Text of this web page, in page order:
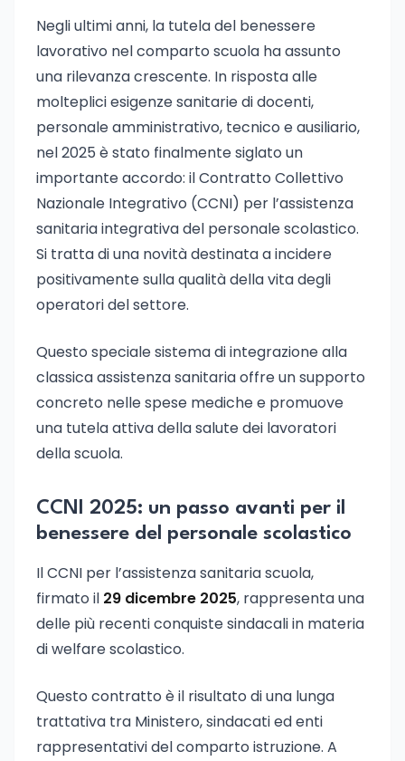
Negli ultimi anni, la tutela del benessere
lavorativo nel comparto scuola ha assunto
una rilevanza crescente. In risposta alle
molteplici esigenze sanitarie di docenti,
personale amministrativo, tecnico e ausiliario,
nel 2025 è stato finalmente siglato un
importante accordo: il Contratto Collettivo
Nazionale Integrativo (CCNI) per l’assistenza
sanitaria integrativa del personale scolastico.
Si tratta di una novità destinata a incidere
positivamente sulla qualità della vita degli
operatori del settore.
Questo speciale sistema di integrazione alla
classica assistenza sanitaria offre un supporto
concreto nelle spese mediche e promuove
una tutela attiva della salute dei lavoratori
della scuola.
CCNI 2025: un passo avanti per il
benessere del personale scolastico
Il CCNI per l’assistenza sanitaria scuola,
firmato il 29 dicembre 2025, rappresenta una
delle più recenti conquiste sindacali in materia
di welfare scolastico.
Questo contratto è il risultato di una lunga
trattativa tra Ministero, sindacati ed enti
rappresentativi del comparto istruzione. A